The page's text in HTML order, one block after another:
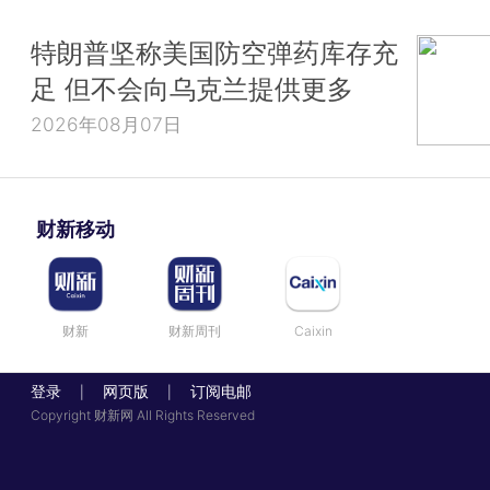
特朗普坚称美国防空弹药库存充
足 但不会向乌克兰提供更多
2026年08月07日
财新移动
财新 财新周刊 Caixin
登录 网页版 订阅电邮
Copyright 财新网 All Rights Reserved